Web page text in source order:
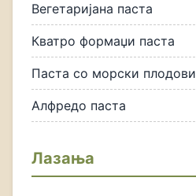
Вегетаријана паста
Кватро формаџи паста
Паста со морски плодови
Алфредо паста
Лазања